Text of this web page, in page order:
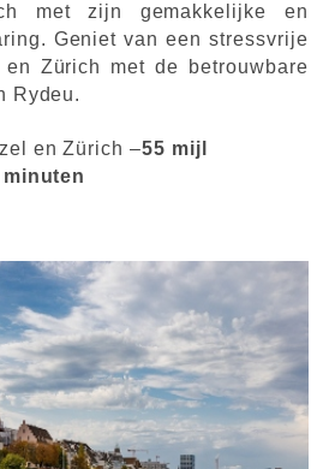
met zijn gemakkelijke en
Geniet van een stressvrije
Zürich met de betrouwbare
Rydeu.
en Zürich –55 mijl